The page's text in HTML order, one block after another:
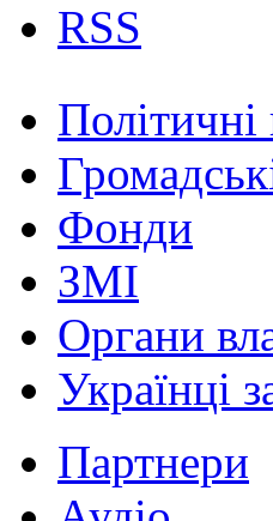
RSS
Політичні
Фонди
ЗМІ
Органи
Українці
Партнери